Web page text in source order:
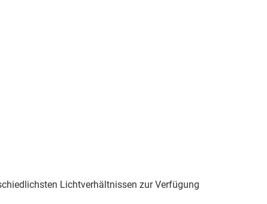
Lichtverhältnissen zur Verfügung